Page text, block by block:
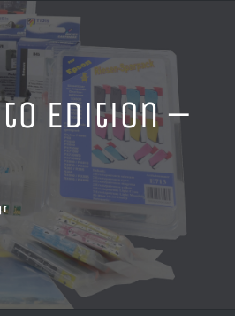
Edition –